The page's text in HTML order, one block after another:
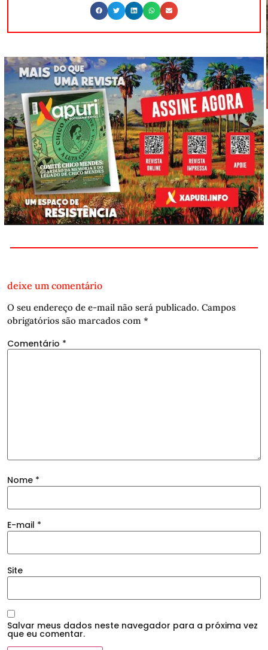
deixe um comentário
O seu endereço de e-mail não será publicado. Campos
obrigatórios são marcados com *
Comentário *
Nome *
E-mail *
Site
Salvar meus dados neste navegador para a próxima vez
que eu comentar.